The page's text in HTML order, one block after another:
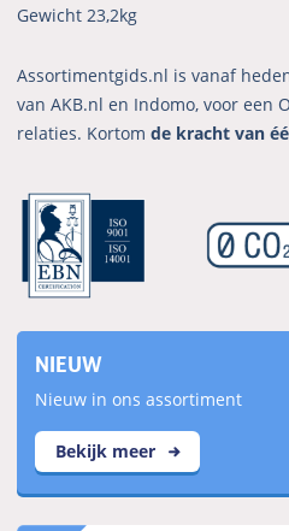
Gewicht 23,2kg
Assortimentgids.nl is vanaf
van AKB.nl en Indomo, voor een
relaties. Kortomde kracht van
NIEUW
Nieuw in ons assortiment
Bekijk meer